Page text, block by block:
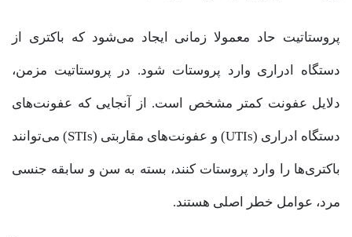
پروستاتیت حاد معمولا زمانی ایجاد می‌شود که باکتری از
دستگاه ادراری وارد پروستات شود. در پروستاتیت مزمن،
دلایل عفونت کمتر مشخص است. از آنجایی که عفونت‌های
دستگاه ادراری (UTIs) و عفونت‌های مقاربتی (STIs) می‌توانند
باکتری‌ها را وارد پروستات کنند، بسته به سن و سابقه جنسی
مرد، عوامل خطر اصلی هستند.